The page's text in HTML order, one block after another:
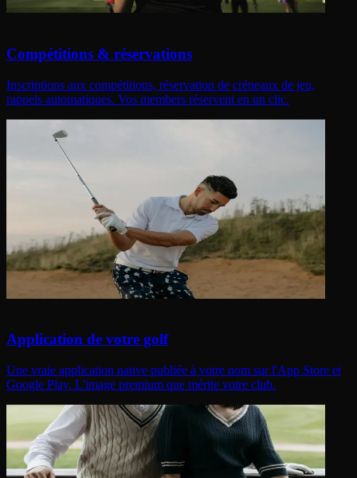
Compétitions & réservations
Inscriptions aux compétitions, réservation de créneaux de jeu,
rappels automatiques. Vos members réservent en un clic.
Application de votre golf
Une vraie application native publiée à votre nom sur l'App Store et
Google Play. L'image premium que mérite votre club.